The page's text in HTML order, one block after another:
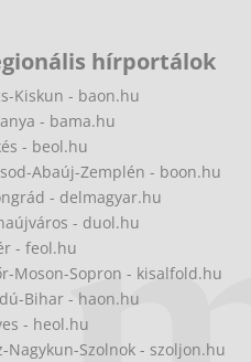
hírportálok
Kiskun - baon.hu
- bama.hu
- beol.hu
Abaúj-Zemplén - boon.hu
- delmagyar.hu
- duol.hu
- feol.hu
Moson-Sopron - kisalfold.hu
Bihar - haon.hu
- heol.hu
Nagykun-Szolnok - szoljon.hu